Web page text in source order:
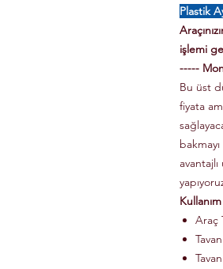
Plastik
işlemi
-----
Bu üst
fiyata
Araç